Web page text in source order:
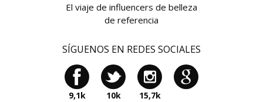
El viaje de influencers de belleza
de referencia
SÍGUENOS EN REDES SOCIALES
9,1k 10k 15,7k